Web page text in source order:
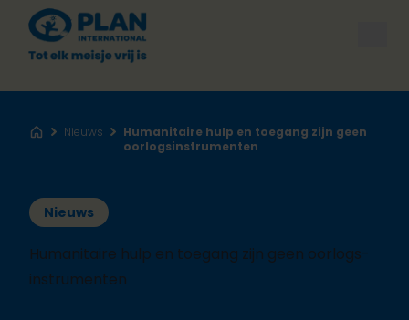
HomeNieuws
Humanitaire hulp en toegang zijn geen
oorlogsinstrumenten
Nieuws
Humanitaire hulp en toegang zijn geen oorlogs-
instrumenten